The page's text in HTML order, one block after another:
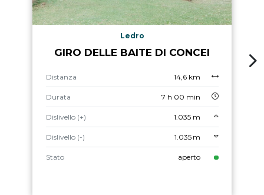
Ledro
GIRO DELLE BAITE DI CONCEI
Distanza 14,6 km
Durata 7 h 00 min
Dislivello (+) 1.035 m
Dislivello (-) 1.035 m
Stato aperto